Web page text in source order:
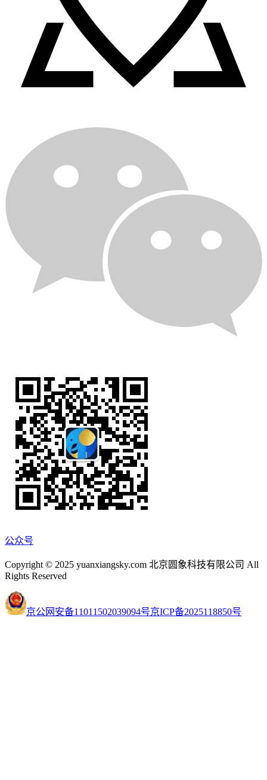
公众号
Copyright © 2025 yuanxiangsky.com 北京圆象科技有限公司 All
Rights Reserved
京公网安备11011502039094号京ICP备2025118850号